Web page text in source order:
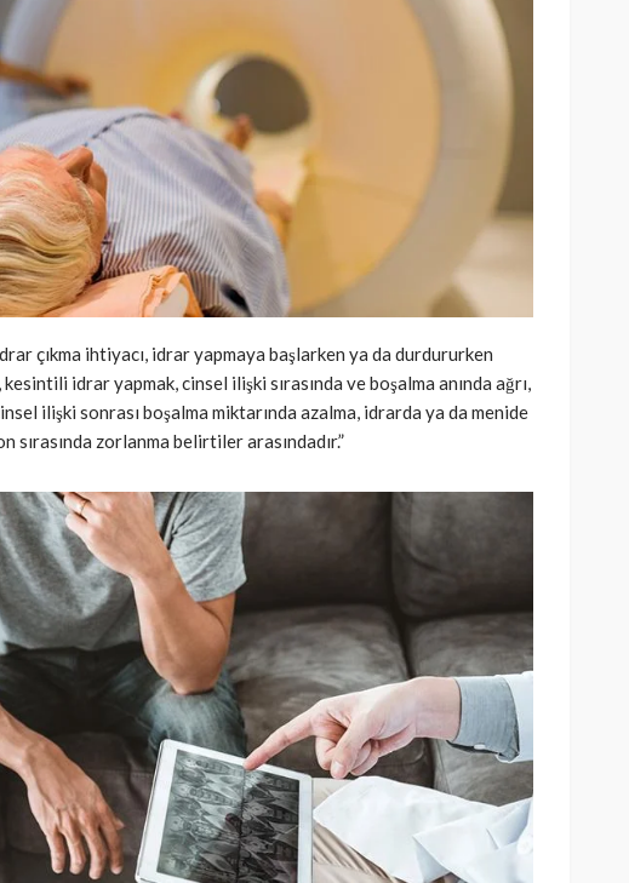
çıkma ihtiyacı, idrar yapmaya başlarken ya da durdururken
idrar yapmak, cinsel ilişki sırasında ve boşalma anında ağrı,
ilişki sonrası boşalma miktarında azalma, idrarda ya da menide
sırasında zorlanma belirtiler arasındadır.”